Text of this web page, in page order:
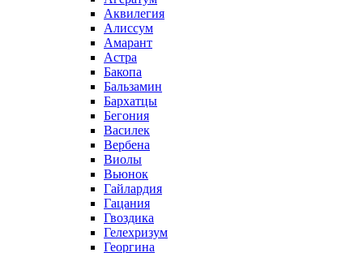
Аквилегия
Алиссум
Амарант
Астра
Бакопа
Бальзамин
Бархатцы
Бегония
Василек
Вербена
Виолы
Вьюнок
Гайлардия
Гацания
Гвоздика
Гелехризум
Георгина